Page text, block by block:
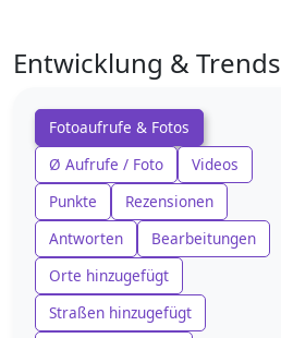
Entwicklung & Trends
Fotoaufrufe & Fotos
Ø Aufrufe / Foto
Videos
Punkte
Rezensionen
Antworten
Bearbeitungen
Orte hinzugefügt
Straßen hinzugefügt